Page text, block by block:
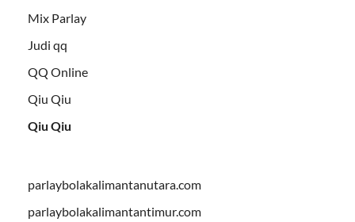
Mix Parlay
Judi qq
QQ Online
Qiu Qiu
Qiu Qiu
parlaybolakalimantanutara.com
parlaybolakalimantantimur.com